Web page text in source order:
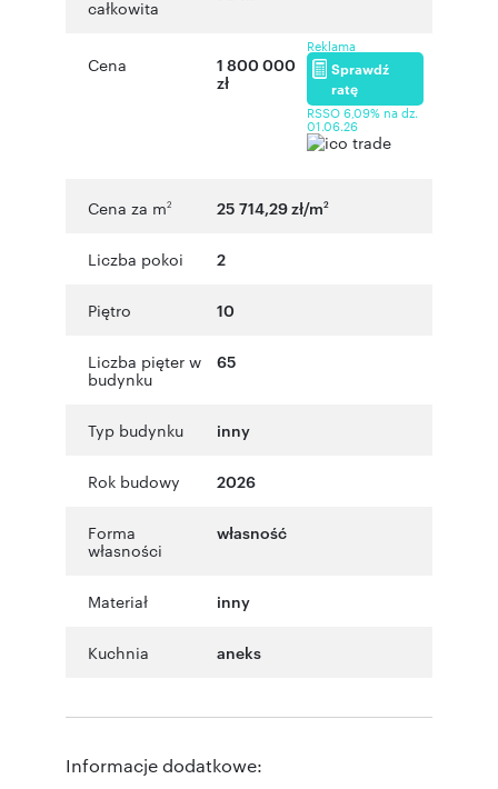
całkowita
Cena
1 800 000
zł
Reklama
Sprawdź
ratę
RSSO 6,09% na dz.
01.06.26
Cena za m2 25 714,29 zł/m2
Liczba pokoi 2
Piętro 10
Liczba pięter w
budynku
65
Typ budynku inny
Rok budowy 2026
Forma
własności
własność
Materiał inny
Kuchnia aneks
Informacje dodatkowe: